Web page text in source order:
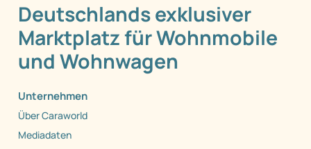
Deutschlands exklusiver
Marktplatz für Wohnmobile
und Wohnwagen
Unternehmen
Über Caraworld
Mediadaten